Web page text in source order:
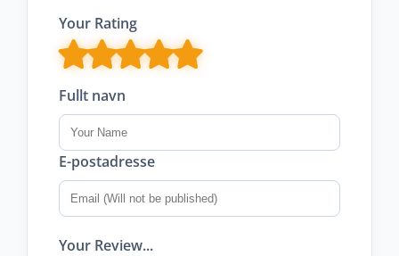
Your Rating
Fullt navn
E-postadresse
Your Review...